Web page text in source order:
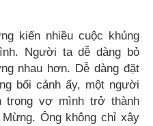
kiến nhiều cuộc khủng
Người ta dễ dàng bỏ
nhau hơn. Dễ dàng đặt
bối cảnh ấy, một người
trọng vợ mình trở thành
Ông không chỉ xây